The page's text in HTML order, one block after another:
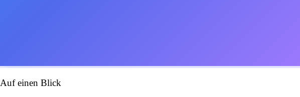
Auf einen Blick